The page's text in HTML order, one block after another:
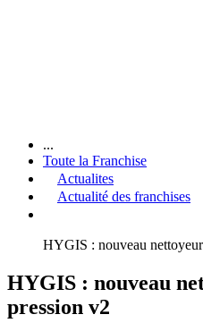
...
Toute la Franchise
Actualites
Actualité des franchises
HYGIS : nouveau
HYGIS : nouveau
pression v2